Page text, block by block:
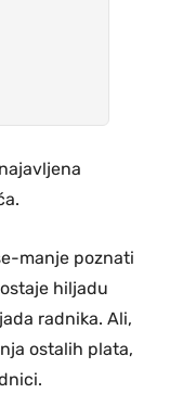
manje poznati
hiljadu
radnika. Ali,
ostalih plata,